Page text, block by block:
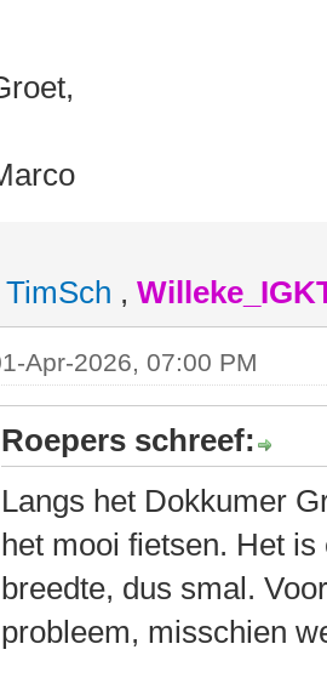
TimSch ,
Apr-2026, 07:00 PM
Roepers schreef:
Langs het Dokkumer
het mooi fietsen. Het
breedte, dus smal.
probleem, misschien